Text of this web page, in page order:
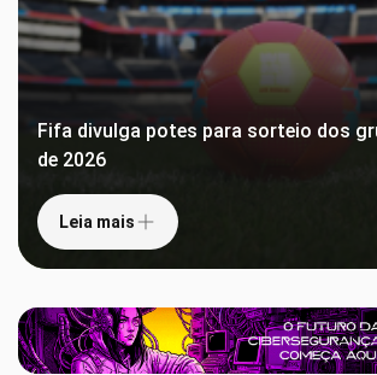
Fifa divulga potes para sorteio dos
de 2026
Leia mais